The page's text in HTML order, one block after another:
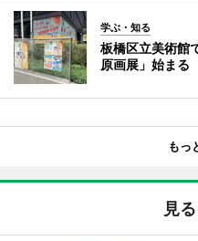
学ぶ・知る
板橋区立美術館
原画展」始まる
もっ
見